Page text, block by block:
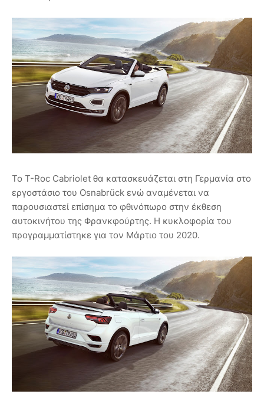
Το T-Roc Cabriolet θα κατασκευάζεται στη Γερμανία στο
εργοστάσιο του Osnabrück ενώ αναμένεται να
παρουσιαστεί επίσημα το φθινόπωρο στην έκθεση
αυτοκινήτου της Φρανκφούρτης. Η κυκλοφορία του
προγραμματίστηκε για τον Μάρτιο του 2020.